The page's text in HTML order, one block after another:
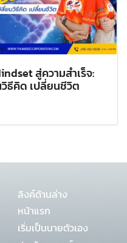
สู่ความสำเร็จ:
ธีคิด เปลี่ยนชีวิต
ลิงค์ด้านล่าง
หน้าแรก
เริ่มเป็นนายตัวเอง